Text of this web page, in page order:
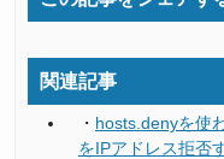
関連記事
・ hosts.denyを使
をIPアドレス拒否